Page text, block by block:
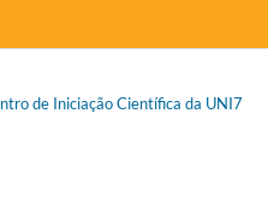
de Iniciação Científica da UNI7